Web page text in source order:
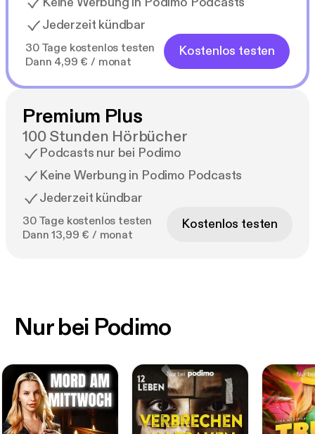
Jederzeit kündbar
30 Tage kostenlos testen
Dann 4,99 € / monat
Kostenlos testen
Premium Plus
100 Stunden Hörbücher
Podcasts nur bei Podimo
Keine Werbung in Podimo Podcasts
Jederzeit kündbar
30 Tage kostenlos testen
Dann 13,99 € / monat
Kostenlos testen
Nur bei Podimo